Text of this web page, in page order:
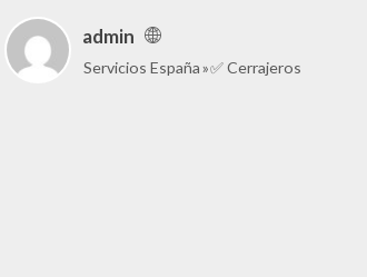
admin
Servicios España ✅ Cerrajeros